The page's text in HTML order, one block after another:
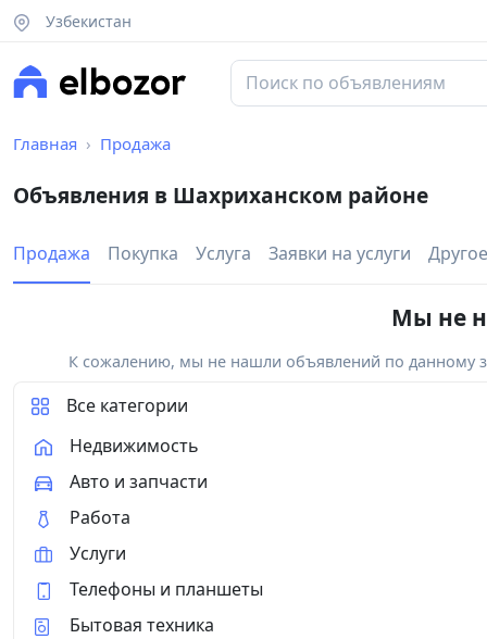
Узбекистан
Главная Продажа
Объявления в Шахриханском районе
Продажа Покупка Услуга Заявки на услуги Другое
Мы не
К сожалению, мы не нашли объявлений по данному
Все категории
Недвижимость
Авто и запчасти
Работа
Услуги
Телефоны и планшеты
Бытовая техника